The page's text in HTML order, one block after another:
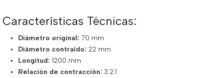
Características Técnicas:
Diámetro original: 70 mm
Diámetro contraído: 22 mm
Longitud: 1200 mm
Relación de contracción: 3.2:1